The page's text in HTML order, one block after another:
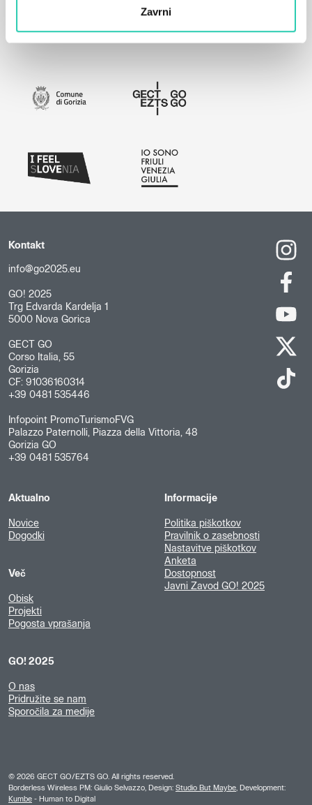
Zavrni
Kontakt
info@go2025.eu
GO! 2025
Trg Edvarda Kardelja 1
5000 Nova Gorica
GECT GO
Corso Italia, 55
Gorizia
CF: 91036160314
+39 0481 535446
Infopoint PromoTurismoFVG
Palazzo Paternolli, Piazza della Vittoria, 48
Gorizia GO
+39 0481 535764
Aktualno
Novice
Dogodki
Več
Obisk
Projekti
Pogosta vprašanja
GO! 2025
O nas
Pridružite se nam
Sporočila za medije
Informacije
Politika piškotkov
Pravilnik o zasebnosti
Nastavitve piškotkov
Anketa
Dostopnost
Javni Zavod GO! 2025
© 2026 GECT GO/EZTS GO. All rights reserved.
Borderless Wireless PM: Giulio Selvazzo, Design: Studio But Maybe , Development:
Kumbe - Human to Digital